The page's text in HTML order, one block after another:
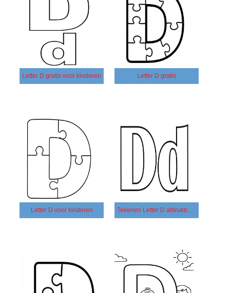
Letter D gratis voor kinderen Letter D gratis
Letter D voor kinderen Tekenen Letter D afdrukbaar basis